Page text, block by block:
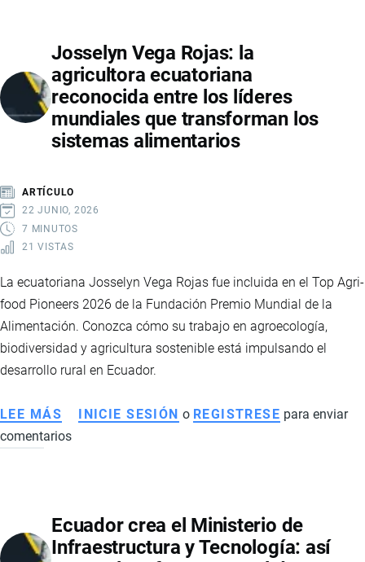
2040:
LA
HOJA
DE
RUTA
TRANSFORMAR
LA
ECONOMÍA
Josselyn Vega Rojas: la
agricultora ecuatoriana
reconocida entre los líderes
mundiales que transforman los
sistemas alimentarios
ARTÍCULO
22 JUNIO, 2026
7 MINUTOS
21 VISTAS
La ecuatoriana Josselyn Vega Rojas fue incluida en el Top Agri-
food Pioneers 2026 de la Fundación Premio Mundial de la
Alimentación. Conozca cómo su trabajo en agroecología,
biodiversidad y agricultura sostenible está impulsando el
desarrollo rural en Ecuador.
LEE MÁS SOBRE
JOSSELYN
AGRICULTORA
ECUATORIANA
INICIE SESIÓN o REGISTRESE para enviar
comentarios
Ecuador crea el Ministerio de
Infraestructura y Tecnología: así